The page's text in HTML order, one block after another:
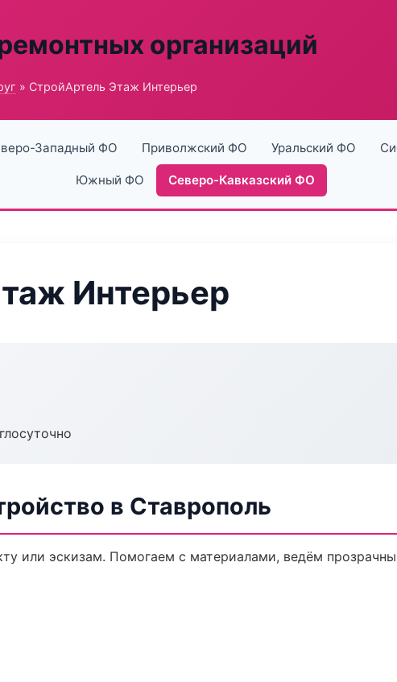
организаций
» СтройАртель Этаж Интерьер
Западный ФО Приволжский ФО Уральский ФО
Южный ФО Северо-Кавказский ФО
Интерьер
в Ставрополь
или эскизам. Помогаем с материалами, ведём